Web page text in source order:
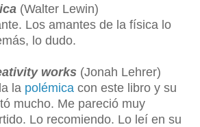
(Walter Lewin)
Los amantes de la física lo
lo dudo.
works (Jonah Lehrer)
la polémica con este libro y su
mucho. Me pareció muy
Lo recomiendo. Lo leí en su